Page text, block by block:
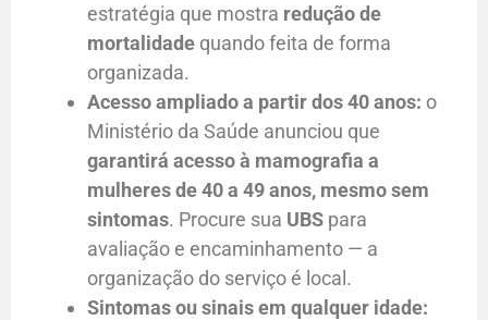
estratégia que mostra redução de
mortalidade quando feita de forma
organizada.
Acesso ampliado a partir dos 40 anos: o
Ministério da Saúde anunciou que
garantirá acesso à mamografia a
mulheres de 40 a 49 anos, mesmo sem
sintomas. Procure sua UBS para
avaliação e encaminhamento — a
organização do serviço é local.
Sintomas ou sinais em qualquer idade: